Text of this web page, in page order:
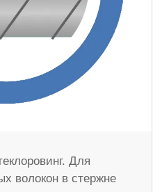
Для
волокон в стержне